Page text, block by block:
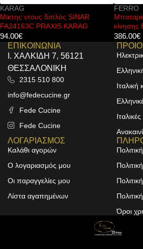
KARAG
Μίκτης ντους διπλός SINAR
FA24163C PRAXIS KARAG
94.00€
FERRO
κίνησης
386.00€
ΕΠΙΚΟΙΝΩΝΙΑ
Ι. ΧΑΛΚΙΔΗ 7, 56121
ΘΕΣΣΑΛΟΝΙΚΗ
2315 510 800
info@fedecucine.gr
Fede Cucine
Fede Cucine
Ιταλική
ΛΟΓΑΡΙΑΣΜΟΣ
Καλάθι αγορών
Ο λογαριασμός μου
Οι παραγγελίες μου
Λίστα αγαπημένων
Όροι
Design & Development by
ALPHA DESIGNERS